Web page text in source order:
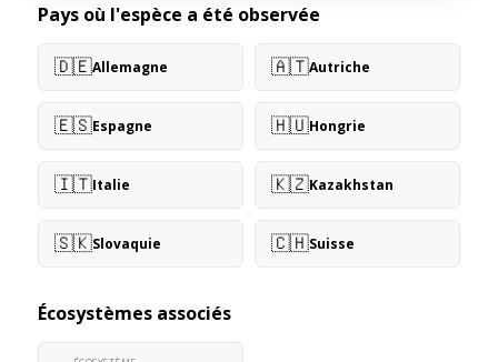
Pays où l'espèce a été observée
🇩🇪Allemagne 🇦🇹Autriche
🇪🇸Espagne 🇭🇺Hongrie
🇮🇹Italie 🇰🇿Kazakhstan
🇸🇰Slovaquie 🇨🇭Suisse
Écosystèmes associés